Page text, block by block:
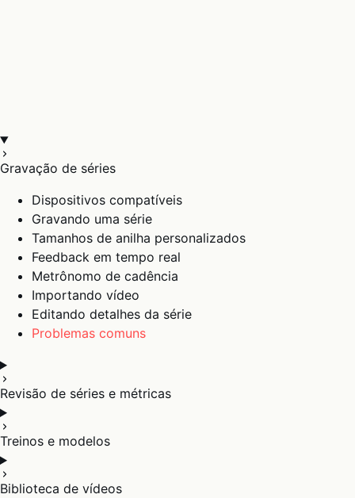
Gravação de séries
Dispositivos compatíveis
Gravando uma série
Tamanhos de anilha personalizados
Feedback em tempo real
Metrônomo de cadência
Importando vídeo
Editando detalhes da série
Problemas comuns
Revisão de séries e métricas
Treinos e modelos
Biblioteca de vídeos